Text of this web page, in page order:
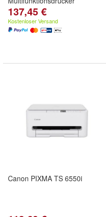
137,45 €
Kostenloser Versand
Canon PIXMA TS 6550i